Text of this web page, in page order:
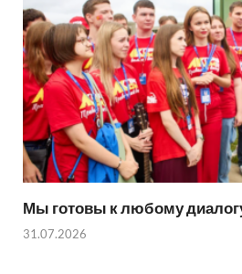
Мы готовы к любому
31.07.2026